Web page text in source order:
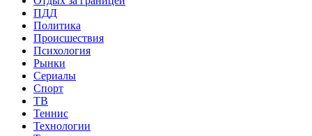
ПДД
Политика
Происшествия
Психология
Рынки
Сериалы
Спорт
ТВ
Теннис
Технологии